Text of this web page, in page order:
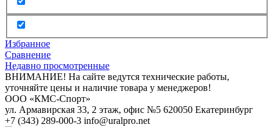
Избранное
Сравнение
Недавно просмотренные
ВНИМАНИЕ! На сайте ведутся технические работы,
уточняйте цены и наличие товара у менеджеров!
ООО «КМС-Спорт»
ул. Армавирская 33, 2 этаж, офис №5 620050 Екатеринбург
+7 (343) 289-000-3 info@uralpro.net